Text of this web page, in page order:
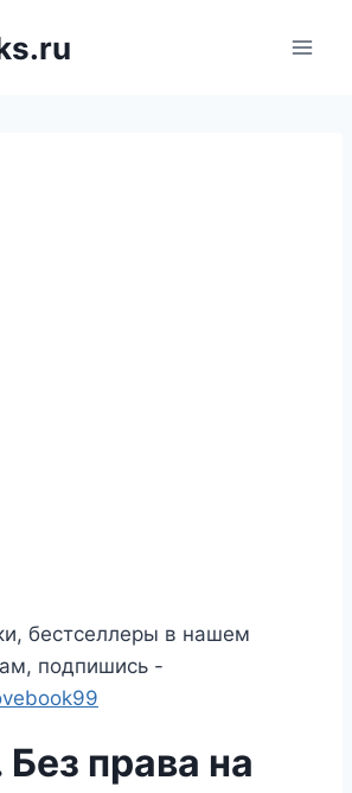
бестселлеры в нашем
подпишись -
права на